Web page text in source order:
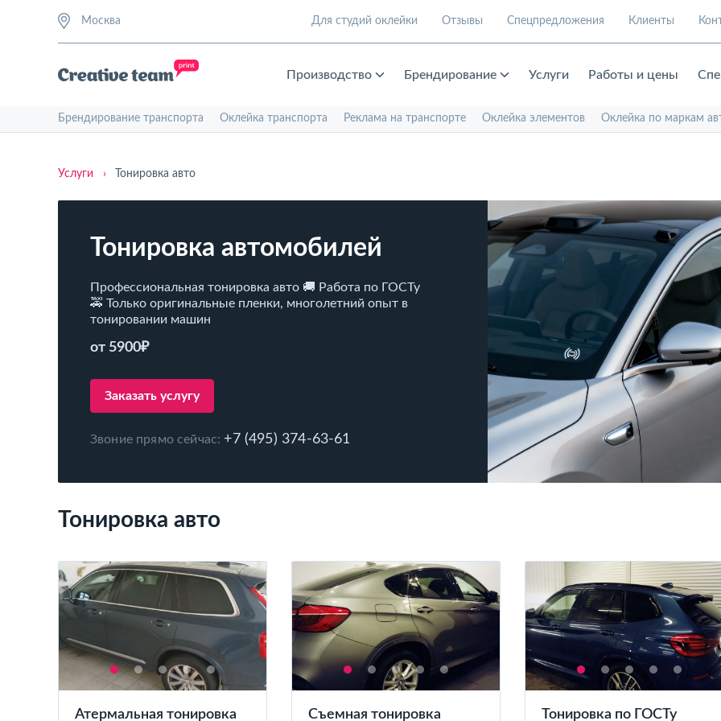
Москва Для студий оклейки Отзывы Спецпредложения Клиенты
Производство Брендирование Услуги Работы и цены
Брендирование транспорта Оклейка транспорта Реклама на транспорте Оклейка элементов Оклейка по маркам
Услуги › Тонировка авто
Тонировка автомобилей
Профессиональная тонировка авто 🚚 Работа по ГОСТу
🚕 Только оригинальные пленки, многолетний опыт в
тонировании машин
от 5900₽
Заказать услугу
Звоние прямо сейчас: +7 (495) 374-63-61
Тонировка авто
Атермальная тонировка
Съемная тонировка
Тонировка по ГОСТу